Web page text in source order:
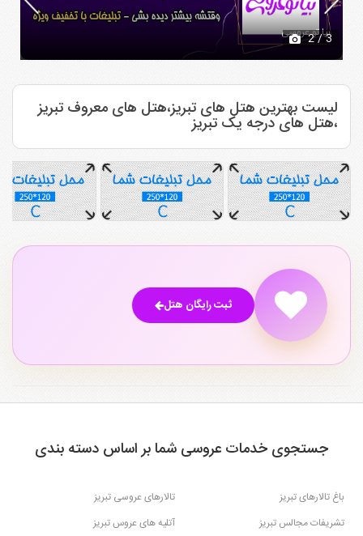
2/ 3
بیا تو عروسی
لیست بهترین هتل های تبریز،هتل های معروف تبریز
،هتل های درجه یک تبریز
ثبت رایگان هتل
جستجوی خدمات عروسی شما بر اساس دسته بندی
باغ تالارهای تبریز
تالارهای عروسی تبریز
تشریفات مجالس تبریز
آتلیه های عروس تبریز